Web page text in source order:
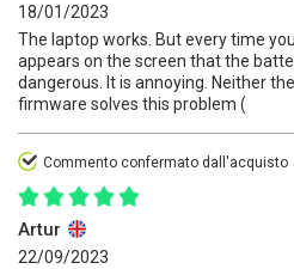
18/01/2023
The laptop works. But every time
appears on the screen that the
dangerous. It is annoying. Neither
firmware solves this problem (
Commento confermato dall'acquisto
Artur
22/09/2023